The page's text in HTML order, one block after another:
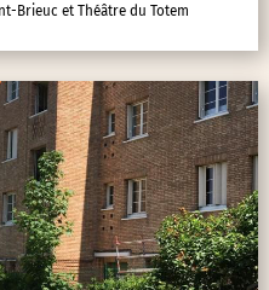
Brieuc et Théâtre du Totem